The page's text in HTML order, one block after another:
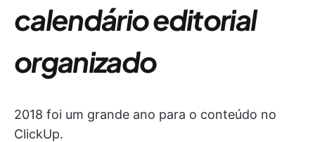
calendário editorial
organizado
2018 foi um grande ano para o conteúdo no
ClickUp.